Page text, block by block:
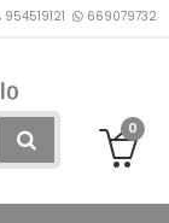
954519121 669079732
0